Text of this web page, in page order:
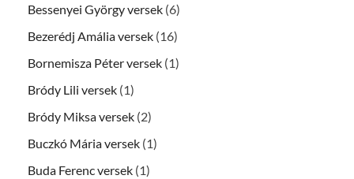
Bessenyei György versek (6)
Bezerédj Amália versek (16)
Bornemisza Péter versek (1)
Bródy Lili versek (1)
Bródy Miksa versek (2)
Buczkó Mária versek (1)
Buda Ferenc versek (1)